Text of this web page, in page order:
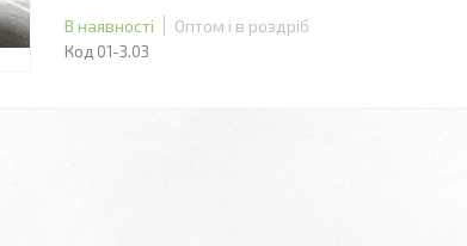
В наявності Оптом і в роздріб
01-З.03